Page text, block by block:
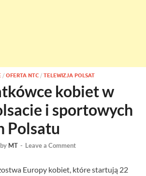
/ OFERTA NTC / TELEWIZJA POLSAT
kobiet w
i sportowych
Polsatu
by MT - Leave a Comment
Europy kobiet, które startują 22